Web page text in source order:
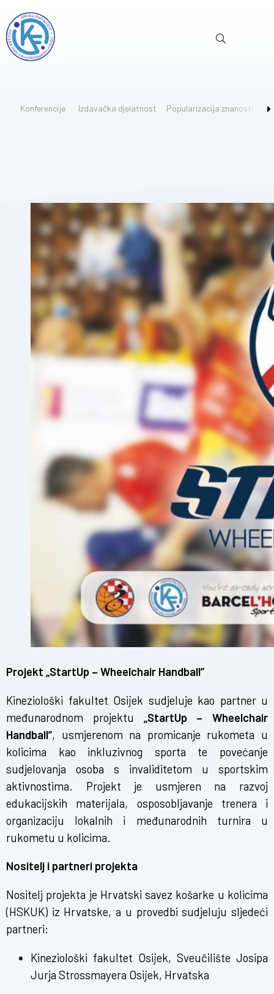
Konferencije Izdavačka djelatnost Popularizacija znanosti
Projekt „StartUp – Wheelchair Handball”
Kineziološki fakultet Osijek sudjeluje kao partner u
međunarodnom projektu „StartUp – Wheelchair
Handball”, usmjerenom na promicanje rukometa u
kolicima kao inkluzivnog sporta te povećanje
sudjelovanja osoba s invaliditetom u sportskim
aktivnostima. Projekt je usmjeren na razvoj
edukacijskih materijala, osposobljavanje trenera i
organizaciju lokalnih i međunarodnih turnira u
rukometu u kolicima.
Nositelj i partneri projekta
Nositelj projekta je Hrvatski savez košarke u kolicima
(HSKUK) iz Hrvatske, a u provedbi sudjeluju sljedeći
partneri:
Kineziološki fakultet Osijek, Sveučilište Josipa
Jurja Strossmayera Osijek, Hrvatska